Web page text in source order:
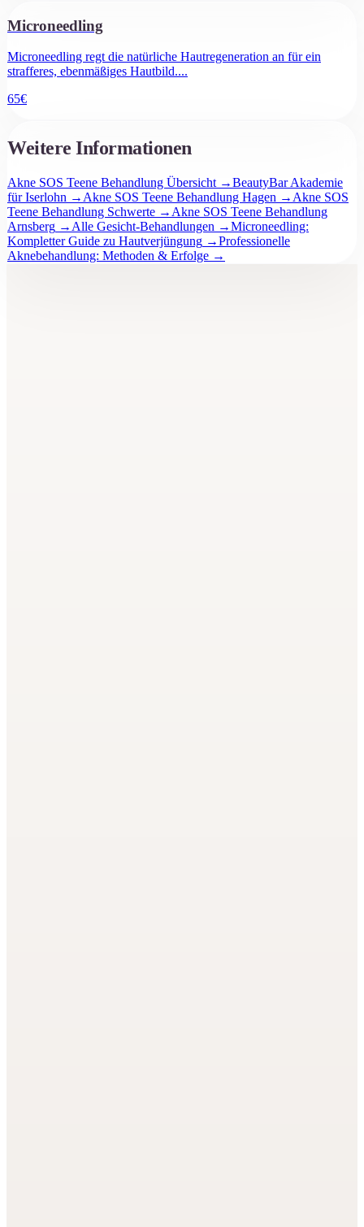
Microneedling
Microneedling regt die natürliche Hautregeneration an für ein
strafferes, ebenmäßiges Hautbild....
65€
Weitere Informationen
Akne SOS Teene Behandlung Übersicht →BeautyBar Akademie
für Iserlohn → Akne SOS Teene Behandlung Hagen → Akne SOS
Teene Behandlung Schwerte → Akne SOS Teene Behandlung
Arnsberg → Alle Gesicht-Behandlungen →Microneedling:
Kompletter Guide zu Hautverjüngung →Professionelle
Aknebehandlung: Methoden & Erfolge →